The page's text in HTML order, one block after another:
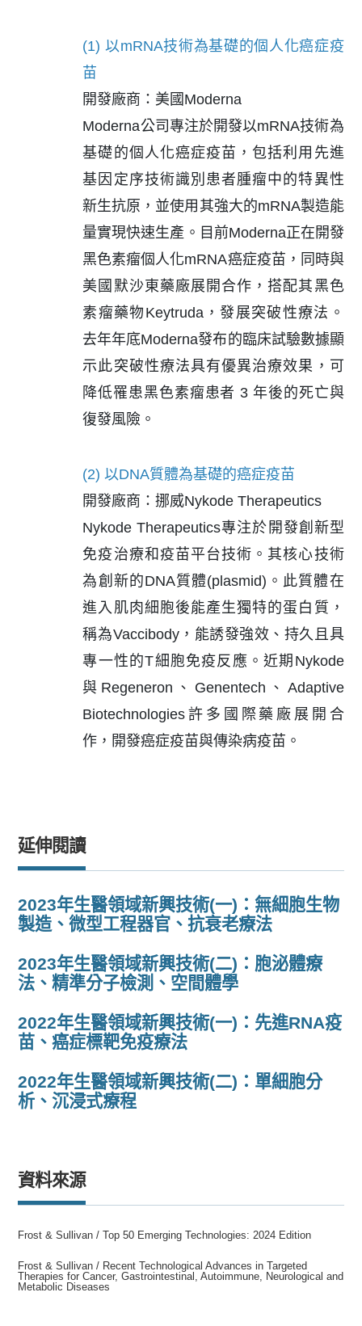
(1) 以mRNA技術為基礎的個人化癌症疫
苗
開發廠商：美國Moderna
Moderna公司專注於開發以mRNA技術為
基礎的個人化癌症疫苗，包括利用先進
基因定序技術識別患者腫瘤中的特異性
新生抗原，並使用其強大的mRNA製造能
量實現快速生產。目前Moderna正在開發
黑色素瘤個人化mRNA癌症疫苗，同時與
美國默沙東藥廠展開合作，搭配其黑色
素瘤藥物Keytruda，發展突破性療法。
去年年底Moderna發布的臨床試驗數據顯
示此突破性療法具有優異治療效果，可
降低罹患黑色素瘤患者 3 年後的死亡與
復發風險。
(2) 以DNA質體為基礎的癌症疫苗
開發廠商：挪威Nykode Therapeutics
Nykode Therapeutics專注於開發創新型
免疫治療和疫苗平台技術。其核心技術
為創新的DNA質體(plasmid)。此質體在
進入肌肉細胞後能產生獨特的蛋白質，
稱為Vaccibody，能誘發強效、持久且具
專一性的T細胞免疫反應。近期Nykode
與Regeneron、Genentech、Adaptive
Biotechnologies許多國際藥廠展開合
作，開發癌症疫苗與傳染病疫苗。
延伸閱讀
2023年生醫領域新興技術(一)：無細胞生物
製造、微型工程器官、抗衰老療法
2023年生醫領域新興技術(二)：胞泌體療
法、精準分子檢測、空間體學
2022年生醫領域新興技術(一)：先進RNA疫
苗、癌症標靶免疫療法
2022年生醫領域新興技術(二)：單細胞分
析、沉浸式療程
資料來源
Frost & Sullivan / Top 50 Emerging Technologies: 2024 Edition
Frost & Sullivan / Recent Technological Advances in Targeted
Therapies for Cancer, Gastrointestinal, Autoimmune, Neurological and
Metabolic Diseases